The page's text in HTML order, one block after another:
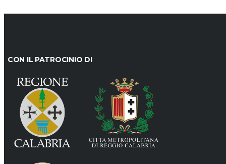
CON IL PATROCINIO DI